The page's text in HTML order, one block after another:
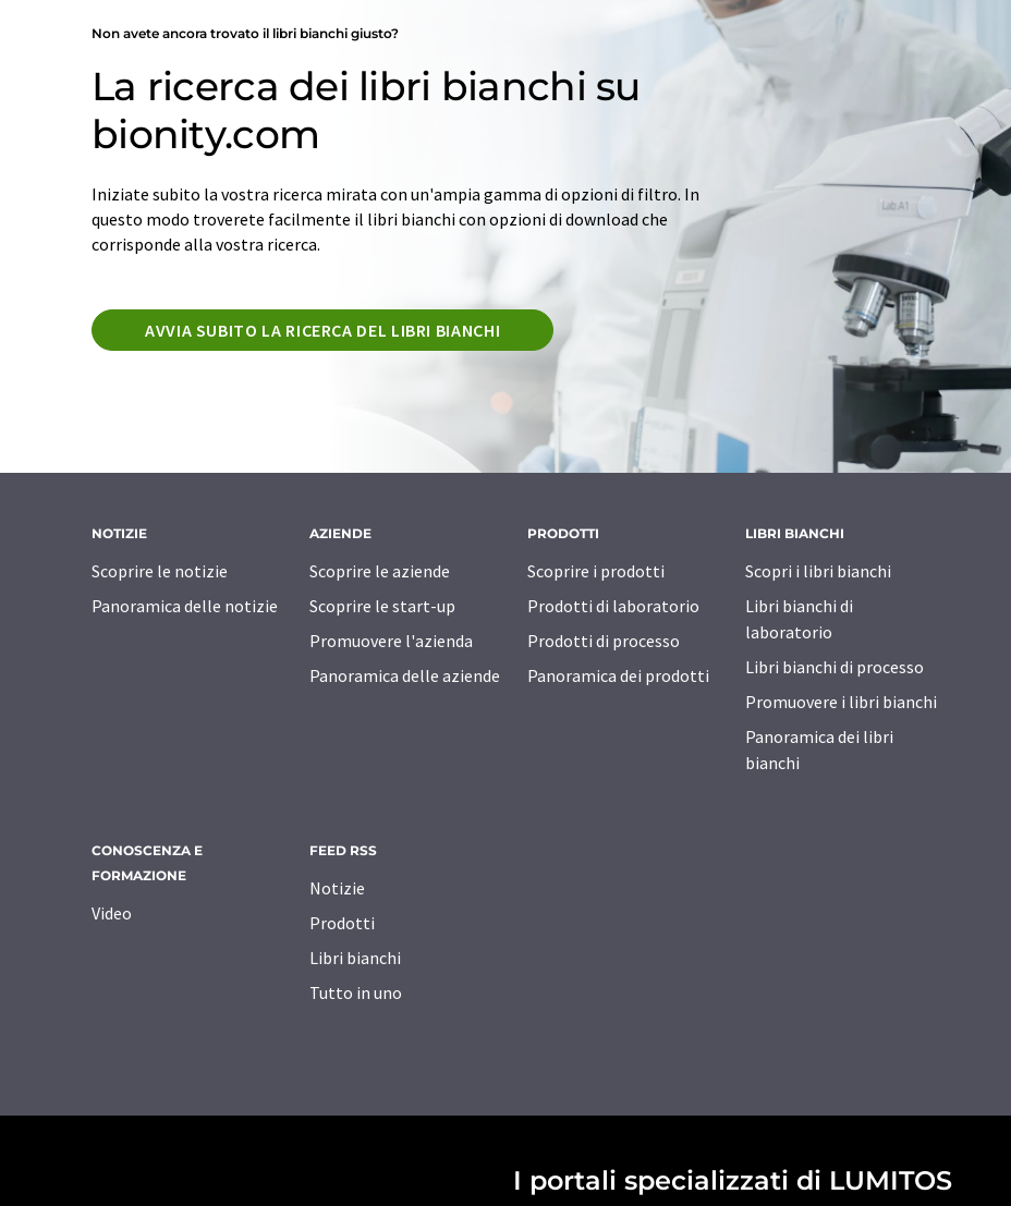
Non avete ancora trovato il libri bianchi giusto?
La ricerca dei libri bianchi su
bionity.com
Iniziate subito la vostra ricerca mirata con un'ampia gamma di opzioni di filtro. In
questo modo troverete facilmente il libri bianchi con opzioni di download che
corrisponde alla vostra ricerca.
AVVIA SUBITO LA RICERCA DEL LIBRI BIANCHI
NOTIZIE
Scoprire le notizie
Panoramica delle notizie
AZIENDE
Scoprire le aziende
Scoprire le start-up
Promuovere l'azienda
Panoramica delle aziende
PRODOTTI
Scoprire i prodotti
Prodotti di laboratorio
Prodotti di processo
Panoramica dei prodotti
LIBRI BIANCHI
Scopri i libri bianchi
Libri bianchi di
laboratorio
Libri bianchi di processo
Promuovere i libri bianchi
Panoramica dei libri
bianchi
CONOSCENZA E
FORMAZIONE
Video
FEED RSS
Notizie
Prodotti
Libri bianchi
Tutto in uno
I portali specializzati di LUMITOS